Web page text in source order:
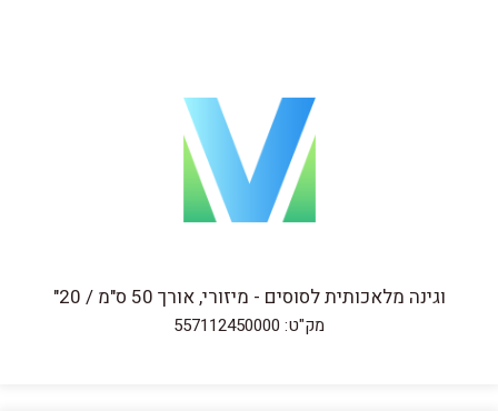
וגינה מלאכותית לסוסים - מיזורי, אורך 50 ס"מ / 20"
מק"ט: 557112450000